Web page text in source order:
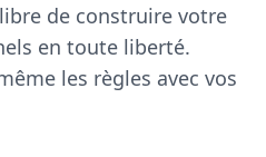
de construire votre
en toute liberté.
les règles avec vos